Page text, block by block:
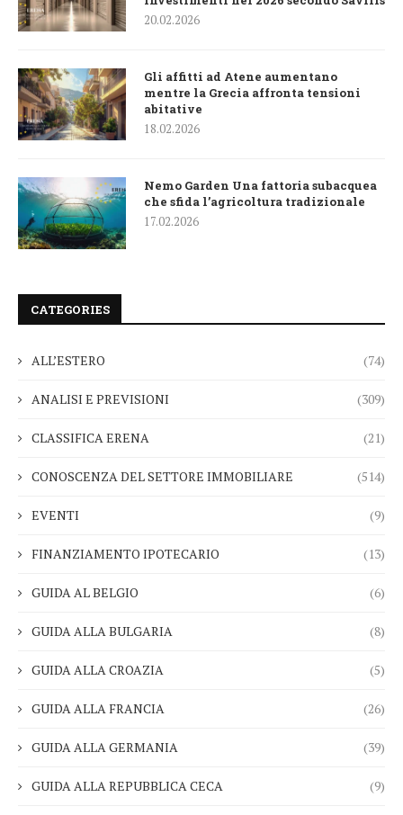
20.02.2026
Gli affitti ad Atene aumentano
mentre la Grecia affronta tensioni
abitative
18.02.2026
Nemo Garden Una fattoria subacquea
che sfida l’agricoltura tradizionale
17.02.2026
CATEGORIES
ALL’ESTERO (74)
ANALISI E PREVISIONI (309)
CLASSIFICA ERENA (21)
CONOSCENZA DEL SETTORE IMMOBILIARE (514)
EVENTI (9)
FINANZIAMENTO IPOTECARIO (13)
GUIDA AL BELGIO (6)
GUIDA ALLA BULGARIA (8)
GUIDA ALLA CROAZIA (5)
GUIDA ALLA FRANCIA (26)
GUIDA ALLA GERMANIA (39)
GUIDA ALLA REPUBBLICA CECA (9)